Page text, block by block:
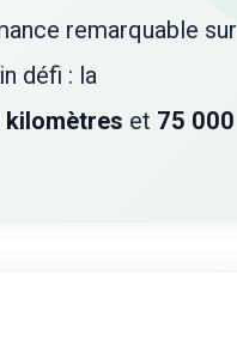
remarquable sur
défi : la
kilomètres et 75 000